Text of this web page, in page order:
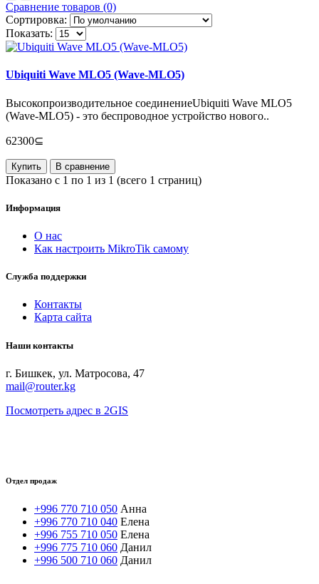
Сравнение товаров (0)
Сортировка:
Показать:
Ubiquiti Wave MLO5 (Wave-MLO5)
Высокопроизводительное соединениеUbiquiti Wave MLO5
(Wave-MLO5) - это беспроводное устройство нового..
62300⊆
Купить В сравнение
Показано с 1 по 1 из 1 (всего 1 страниц)
Информация
О нас
Как настроить MikroTik самому
Служба поддержки
Контакты
Карта сайта
Наши контакты
г. Бишкек, ул. Матросова, 47
mail@router.kg
Посмотреть адрес в 2GIS
Отдел продаж
+996 770 710 050 Анна
+996 770 710 040 Елена
+996 755 710 050 Елена
+996 775 710 060 Данил
+996 500 710 060 Данил